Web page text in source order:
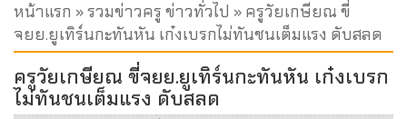
หน้าแรก »รวมข่าวครู ข่าวทั่วไป » ครูวัยเกษียณ ขี่
จยย.ยูเทิร์นกะทันหัน เก๋งเบรกไม่ทันชนเต็มแรง ดับสลด
ครูวัยเกษียณ ขี่จยย.ยูเทิร์นกะทันหัน เก๋งเบรก
ไม่ทันชนเต็มแรง ดับสลด